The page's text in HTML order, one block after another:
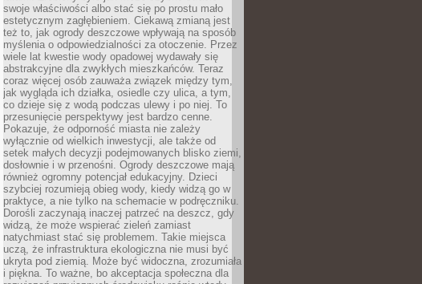
swoje właściwości albo stać się po prostu mało
estetycznym zagłębieniem. Ciekawą zmianą jest
też to, jak ogrody deszczowe wpływają na sposób
myślenia o odpowiedzialności za otoczenie. Przez
wiele lat kwestie wody opadowej wydawały się
abstrakcyjne dla zwykłych mieszkańców. Teraz
coraz więcej osób zauważa związek między tym,
jak wygląda ich działka, osiedle czy ulica, a tym,
co dzieje się z wodą podczas ulewy i po niej. To
przesunięcie perspektywy jest bardzo cenne.
Pokazuje, że odporność miasta nie zależy
wyłącznie od wielkich inwestycji, ale także od
setek małych decyzji podejmowanych blisko ziemi,
dosłownie i w przenośni. Ogrody deszczowe mają
również ogromny potencjał edukacyjny. Dzieci
szybciej rozumieją obieg wody, kiedy widzą go w
praktyce, a nie tylko na schemacie w podręczniku.
Dorośli zaczynają inaczej patrzeć na deszcz, gdy
widzą, że może wspierać zieleń zamiast
natychmiast stać się problemem. Takie miejsca
uczą, że infrastruktura ekologiczna nie musi być
ukryta pod ziemią. Może być widoczna, zrozumiała
i piękna. To ważne, bo akceptacja społeczna dla